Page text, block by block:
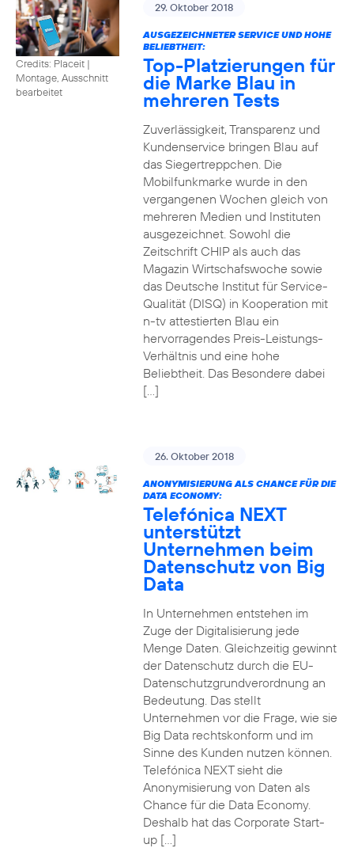
Credits: Placeit |
Montage, Ausschnitt
bearbeitet
29. Oktober 2018
AUSGEZEICHNETER SERVICE UND HOHE
BELIEBTHEIT:
Top-Platzierungen für
die Marke Blau in
mehreren Tests
Zuverlässigkeit, Transparenz und
Kundenservice bringen Blau auf
das Siegertreppchen. Die
Mobilfunkmarke wurde in den
vergangenen Wochen gleich von
mehreren Medien und Instituten
ausgezeichnet. Sowohl die
Zeitschrift CHIP als auch das
Magazin Wirtschafswoche sowie
das Deutsche Institut für Service-
Qualität (DISQ) in Kooperation mit
n-tv attestierten Blau ein
hervorragendes Preis-Leistungs-
Verhältnis und eine hohe
Beliebtheit. Das Besondere dabei
[…]
26. Oktober 2018
ANONYMISIERUNG ALS CHANCE FÜR DIE
DATA ECONOMY:
Telefónica NEXT
unterstützt
Unternehmen beim
Datenschutz von Big
Data
In Unternehmen entstehen im
Zuge der Digitalisierung jede
Menge Daten. Gleichzeitig gewinnt
der Datenschutz durch die EU-
Datenschutzgrundverordnung an
Bedeutung. Das stellt
Unternehmen vor die Frage, wie sie
Big Data rechtskonform und im
Sinne des Kunden nutzen können.
Telefónica NEXT sieht die
Anonymisierung von Daten als
Chance für die Data Economy.
Deshalb hat das Corporate Start-
up […]